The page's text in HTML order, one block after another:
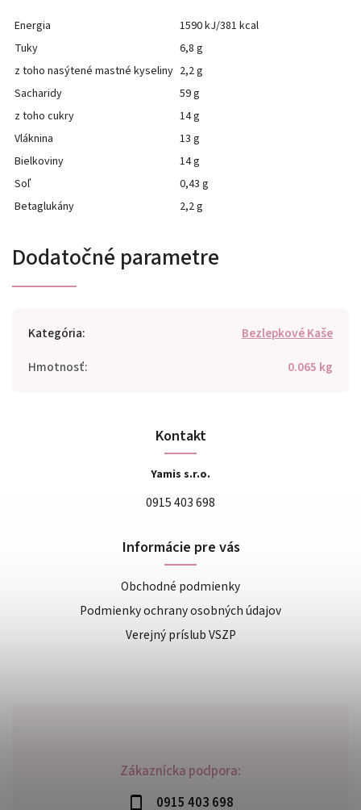
Energia
1590 kJ/381 kcal
Tuky
6,8 g
z toho nasýtené mastné kyseliny 2,2 g
Sacharidy
59 g
z toho cukry
14 g
Vláknina
13 g
Bielkoviny
14 g
Soľ
0,43 g
Betaglukány
2,2 g
Dodatočné parametre
Kategória:
Bezlepkové Kaše
Hmotnosť: 0.065 kg
Zákaznícka podpora:
0915 403 698
Kontakt
Yamis s.r.o.
0915 403 698
Informácie pre vás
Obchodné podmienky
Podmienky ochrany osobných údajov
Verejný príslub VSZP